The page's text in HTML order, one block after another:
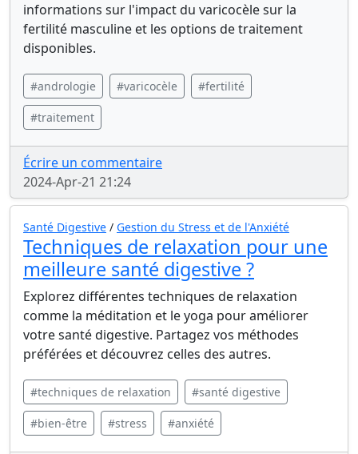
informations sur l'impact du varicocèle sur la
fertilité masculine et les options de traitement
disponibles.
#andrologie #varicocèle #fertilité
#traitement
Écrire un commentaire
2024-Apr-21 21:24
Santé Digestive / Gestion du Stress et de l'Anxiété
Techniques de relaxation pour une
meilleure santé digestive ?
Explorez différentes techniques de relaxation
comme la méditation et le yoga pour améliorer
votre santé digestive. Partagez vos méthodes
préférées et découvrez celles des autres.
#techniques de relaxation #santé digestive
#bien-être #stress #anxiété